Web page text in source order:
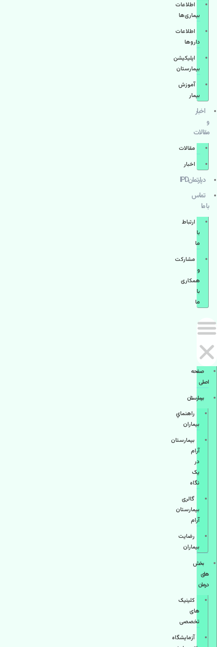
اطلاعات
بیماری‌ها
اطلاعات
دارو‌ها
اپليكيشن
بيمارستان
آموزش
بیمار
اخبار
و
مقالات
مقالات
اخبار
دپارتمانIPD
تماس
با ما
ارتباط
با
ما
مشاركت
و
همكاری
با
ما
صفحه
اصلی
بيمارستان
راهنماي
بیماران
بیمارستان
آرام
در
یک
نگاه
گالری
بیمارستان
آرام
رضایت
بیماران
بخش
های
درمان
کلینیک
های
تخصصی
آزمایشگاه